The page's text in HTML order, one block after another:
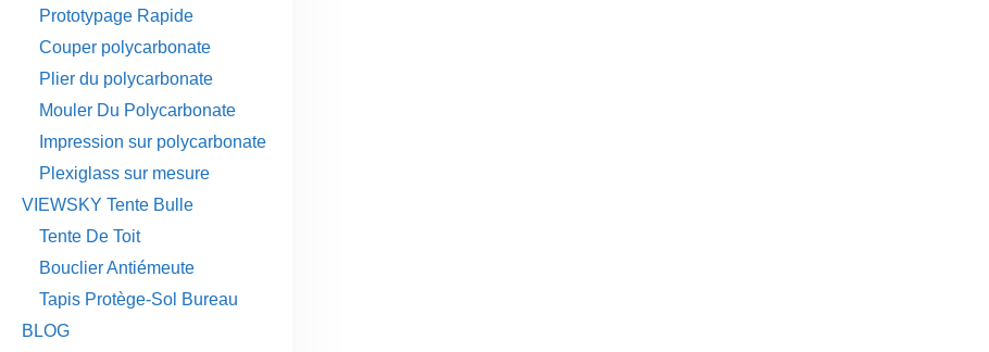
Prototypage Rapide
Couper polycarbonate
Plier du polycarbonate
Mouler Du Polycarbonate
Impression sur polycarbonate
Plexiglass sur mesure
VIEWSKY Tente Bulle
Tente De Toit
Bouclier Antiémeute
Tapis Protège-Sol Bureau
BLOG